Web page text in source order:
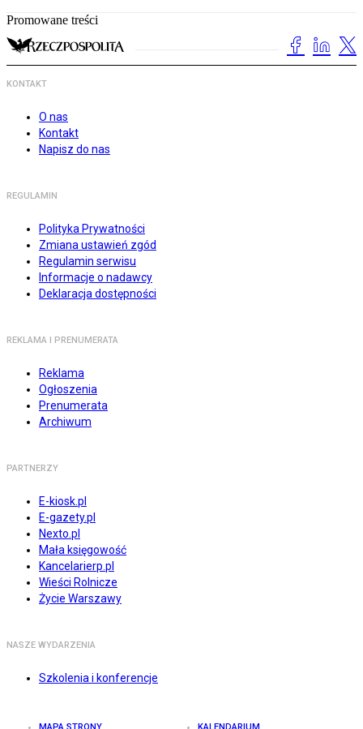
Promowane treści
KONTAKT
O nas
Kontakt
Napisz do nas
REGULAMIN
Polityka Prywatności
Zmiana ustawień zgód
Regulamin serwisu
Informacje o nadawcy
Deklaracja dostępności
REKLAMA I PRENUMERATA
Reklama
Ogłoszenia
Prenumerata
Archiwum
PARTNERZY
E-kiosk.pl
E-gazety.pl
Nexto.pl
Mała księgowość
Kancelarierp.pl
Wieści Rolnicze
Życie Warszawy
NASZE WYDARZENIA
Szkolenia i konferencje